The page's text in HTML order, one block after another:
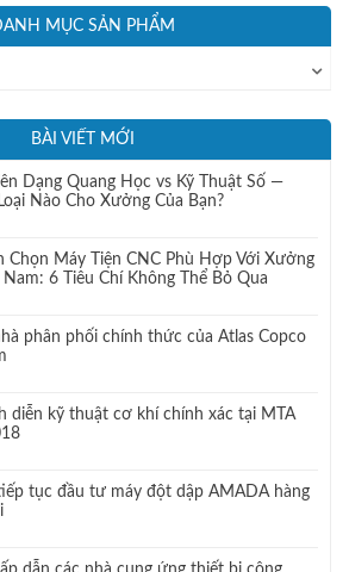
MỤC SẢN PHẨM
BÀI VIẾT MỚI
Dạng Quang Học vs Kỹ Thuật Số —
Nào Cho Xưởng Của Bạn?
Chọn Máy Tiện CNC Phù Hợp Với Xưởng
6 Tiêu Chí Không Thể Bỏ Qua
phân phối chính thức của Atlas Copco
diễn kỹ thuật cơ khí chính xác tại MTA
tục đầu tư máy đột dập AMADA hàng